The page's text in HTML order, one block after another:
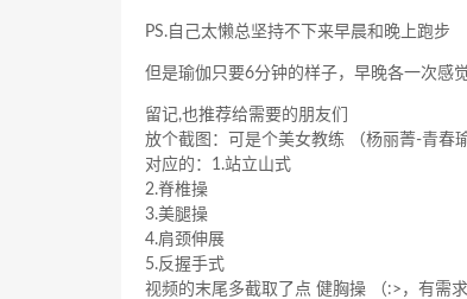
PS.自己太懒总坚持不下来早晨和晚上跑步
但是瑜伽只要6分钟的样子，早晚各一次感
留记,也推荐给需要的朋友们
放个截图：可是个美女教练 （杨丽菁-青春
对应的：1.站立山式
2.脊椎操
3.美腿操
4.肩颈伸展
5.反握手式
视频的末尾多截取了点 健胸操 （:>，有需求